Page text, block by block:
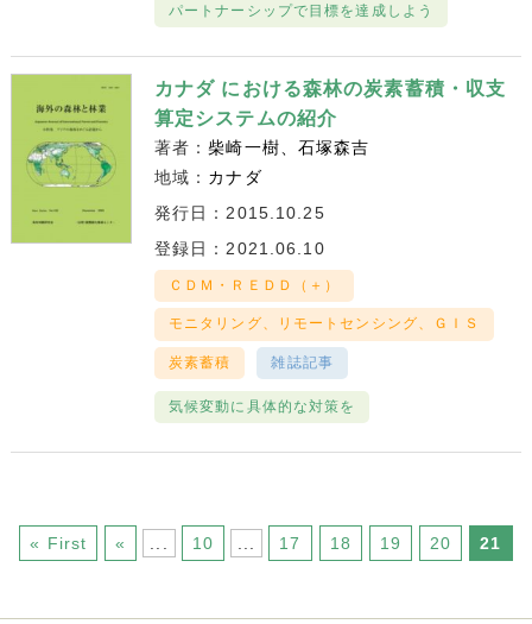
パートナーシップで目標を達成しよう
カナダ における森林の炭素蓄積・収支
算定システムの紹介
著者：柴崎一樹
石塚森吉
地域： カナダ
発行日：2015.10.25
登録日：2021.06.10
ＣＤＭ・ＲＥＤＤ（＋）
モニタリング、リモートセンシング、ＧＩＳ
炭素蓄積 雑誌記事
気候変動に具体的な対策を
« First « ... 10 ... 17 18 19 20 21